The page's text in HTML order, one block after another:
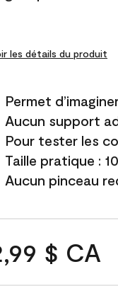
les détails du produit
Permet
Aucun support
Pour tester les
Taille pratique :
Aucun pinceau
$ CA